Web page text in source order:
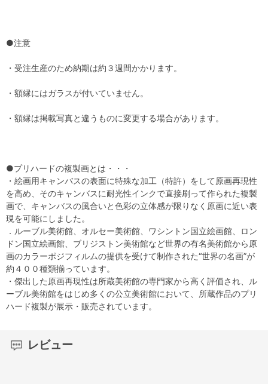
●注意
・受注生産のため納期は約３週間かかります。
・額縁にはガラスが付いていません。
・額縁は掲載写真と違うものに変更する場合があります。
●プリハードの複製画とは・・・
・絵画用キャンバスの表面に特殊な加工（特許）をして原画再現性
を高め、そのキャンバスに耐光性インクで直接刷って作られた複製
画で、キャンバスの風合いと色彩の立体感が限りなく原画に近い表
現を可能にしました。
．ルーブル美術館、オルセー美術館、ワシントン国立絵画館、ロン
ドン国立絵画館、ブリジストン美術館など世界の有名美術館から原
画のカラーポジフィルムの提供を受けて制作された“世界の名画”が
約４００種類揃っています。
・傑出した原画再現性は所蔵美術館の専門家から高く評価され、ル
ーブル美術館をはじめ多くの公立美術館において、所蔵作品のプリ
ハード複製が展示・販売されています。
レビュー